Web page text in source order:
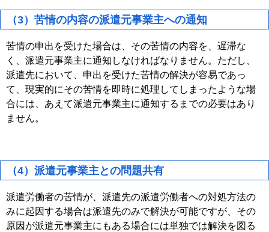
（3）苦情の内容の派遣元事業主への通知
苦情の申出を受けた場合は、その苦情の内容を、遅滞な
く、派遣元事業主に通知しなければなりません。ただし、
派遣先において、申出を受けた苦情の解決が容易であっ
て、現実的にその苦情を即時に処理してしまったような場
合には、あえて派遣元事業主に通知するまでの必要はあり
ません。
（4）派遣元事業主との問題共有
派遣労働者の苦情が、派遣先の派遣労働者への対処方法の
みに起因する場合は派遣先のみで解決が可能ですが、その
原因が派遣元事業主にもある場合には単独では解決を図る